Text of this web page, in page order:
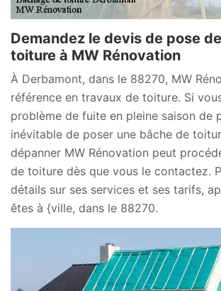
Demandez le devis de pose
toiture à MW Rénovation
À Derbamont, dans le 88270, MW
référence en travaux de toiture. Si
problème de fuite en pleine saison de
inévitable de poser une bâche de
dépanner MW Rénovation peut
de toiture dès que vous le contactez.
détails sur ses services et ses tarifs,
êtes à {ville, dans le 88270.